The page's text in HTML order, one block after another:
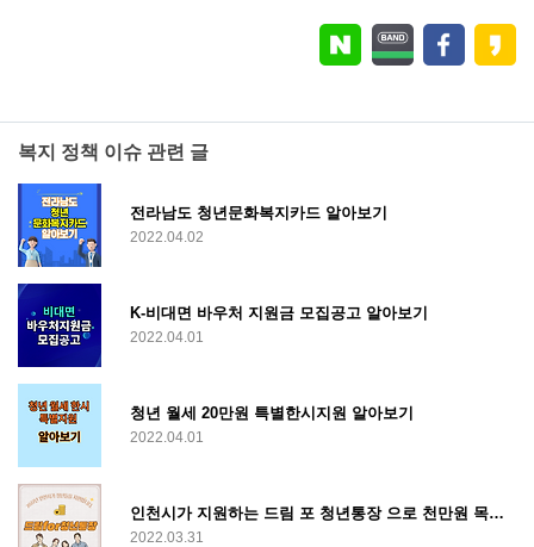
복지 정책 이슈 관련 글
전라남도 청년문화복지카드 알아보기
2022.04.02
K-비대면 바우처 지원금 모집공고 알아보기
2022.04.01
청년 월세 20만원 특별한시지원 알아보기
2022.04.01
인천시가 지원하는 드림 포 청년통장 으로 천만원 목돈 만들기
2022.03.31